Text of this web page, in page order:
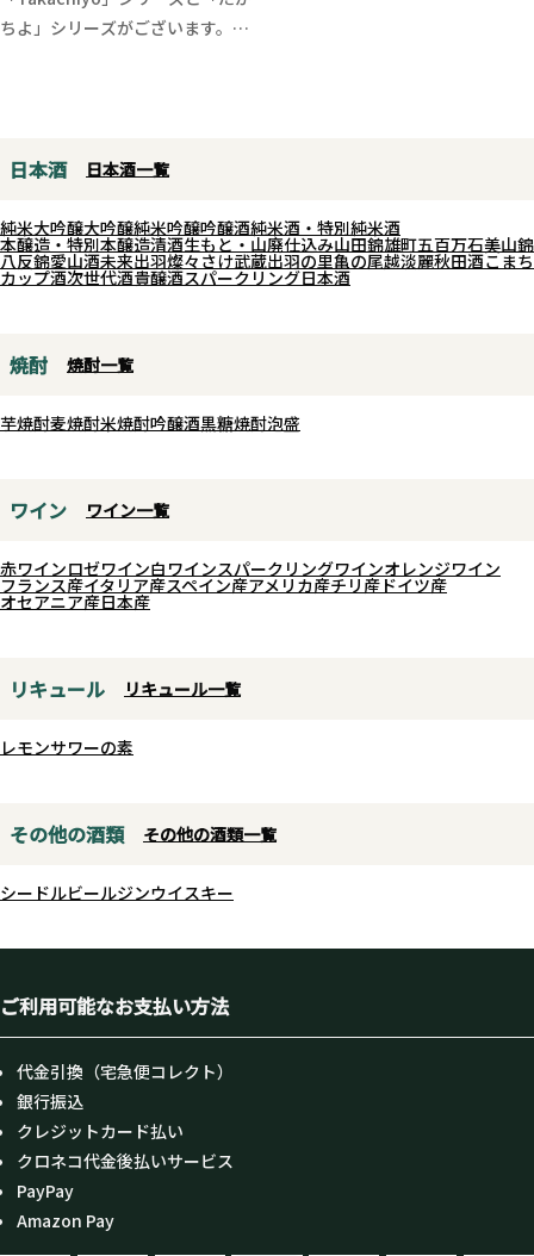
ちよ」シリーズがございます。
おりがらみ生原酒SEVENは緑カラ
に注いだ瞬間から熟したメロンの
ような品のある果実香が広がりま
ューシーな米の旨味が広がりま
でさっぱりとした余韻。ジューシ
さに夏メロン！滓のあるたかち
きを与えます。しっかりとした飲
みごたえがありながらも、後味は
すっきりとキレ良く、料理の美味
を、常温では旨みの広がりを、ぬ
る燗から上燗では山廃ならではの
で幅広い料理と寄り添う、温度に
よる表情の違いも楽しめる純米吟
日本酒 日本酒一覧
純米大吟醸大吟醸純米吟醸吟醸酒純米酒・特別純米酒
本醸造・特別本醸造清酒生もと・山廃仕込み山田錦雄町五百万石美山錦
八反錦愛山酒未来出羽燦々 さけ武蔵出羽の里亀の尾越淡麗秋田酒こまち
カップ酒次世代酒貴醸酒スパークリング日本酒
焼酎 焼酎一覧
芋焼酎麦焼酎米焼酎吟醸酒黒糖焼酎泡盛
ワイン ワイン一覧
赤ワインロゼワイン白ワインスパークリングワインオレンジワイン
フランス産イタリア産スペイン産アメリカ産チリ産 ドイツ産
オセアニア産日本産
リキュール リキュール一覧
レモンサワーの素
その他の酒類 その他の酒類一覧
シードルビールジンウイスキー
ご利用可能なお支払い方法
代金引換（宅急便コレクト）
銀行振込
クレジットカード払い
クロネコ代金後払いサービス
PayPay
Amazon Pay